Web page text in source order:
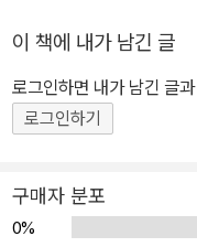
사 라온오쌤 오현선 작가가
법책 1~3〉으로 공개합니
한 편의 글을 써내야 하는
쉽게 글쓰기 재미와 실력
권 발전책(2~5학년)(출간
점점 갖추게 해요. 〈3권
이 책에 내가 남긴 글
로그인하면 내가 남긴 글
로그인하기
구매자 분포
0%